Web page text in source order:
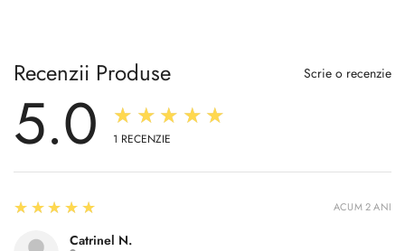
Recenzii Produse Scrie o recenzie
5.0 ★★★★★
1 RECENZIE
Catrinel N.
5
★★★★★ ACUM 2 ANI